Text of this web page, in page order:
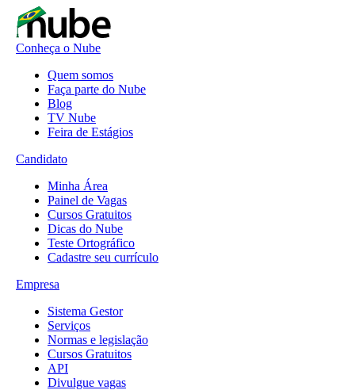
Conheça o Nube
Quem somos
Faça parte do Nube
Blog
TV Nube
Feira de Estágios
Candidato
Minha Área
Painel de Vagas
Cursos Gratuitos
Dicas do Nube
Teste Ortográfico
Cadastre seu currículo
Empresa
Sistema Gestor
Serviços
Normas e legislação
Cursos Gratuitos
API
Divulgue vagas